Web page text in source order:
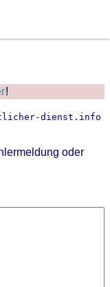
!
dienst.info
oder